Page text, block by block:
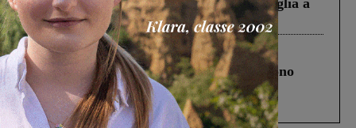
Fiorentino l’uomo che aveva ucciso la figlia a
Levane nel 2020
Cronaca 4 Agosto 2026
Un anno fa la strage in A1 in cui morirono
Gianni, Giulia e Franco. Lo schianto, il
processo, lo stop ai sorpassi fra tir....